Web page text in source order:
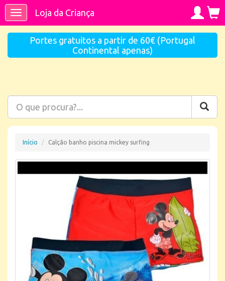
ToggleLoja da Criança
Portes gratuitos a partir de 60€ (Portugal
Continental apenas)
Início Calção banho piscina mickey surfing